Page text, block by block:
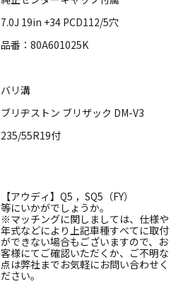
7.0J 19in +34 PCD112/5穴
品番：80A601025K
バリ溝
ブリヂストン ブリザック DM-V3
235/55R19付
【アウディ】Q5 ，SQ5（FY）
等にいかがでしょうか。
※マッチングに関しましては、仕様や
年式などにより上記車種すべてに取付
ができない場合もございますので、お
客様にてご確認いただくか、ご不明な
点は弊社までお気軽にお問い合わせく
ださい。